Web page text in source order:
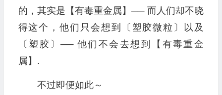
的，其实是【有毒重金属】── 而人们却不晓
得这个，他们只会想到〔塑胶微粒〕以及
〔塑胶〕── 他们不会去想到【有毒重金
属】.
不过即便如此～